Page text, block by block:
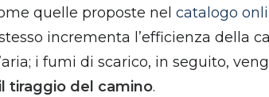
quelle proposte nel catalogo
incrementa l’efficienza della
i fumi di scarico, in seguito,
tiraggio del camino.